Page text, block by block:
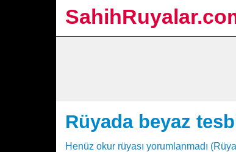
Rüyada beyaz
Henüz okur rüyası yorumlanmadı